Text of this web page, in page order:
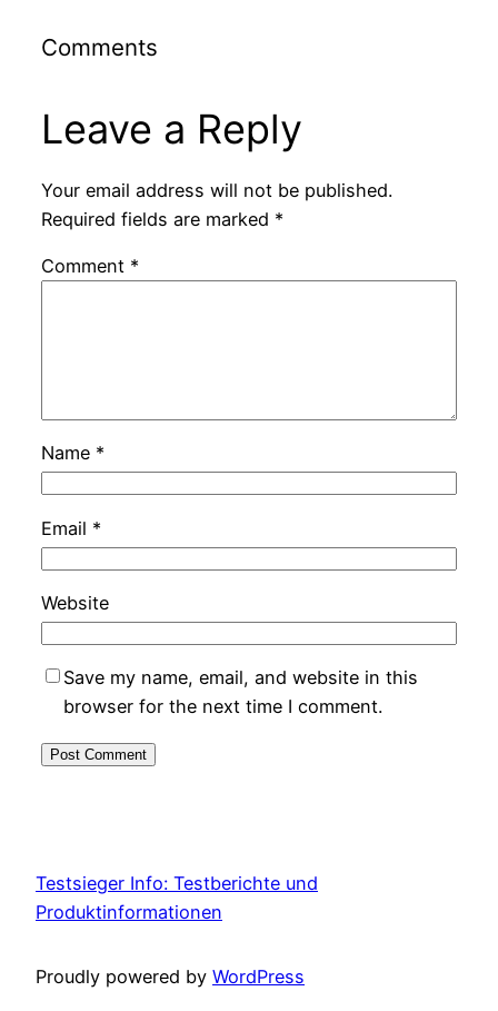
Comments
Leave a Reply
Your email address will not be published.
Required fields are marked *
Comment *
Name *
Email *
Website
Save my name, email, and website in this
browser for the next time I comment.
Testsieger Info: Testberichte und
Produktinformationen
Proudly powered by WordPress